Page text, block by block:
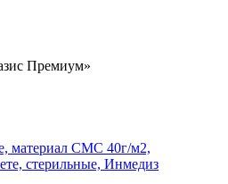
Премиум»
материал СМС 40г/м2,
стерильные, Инмедиз